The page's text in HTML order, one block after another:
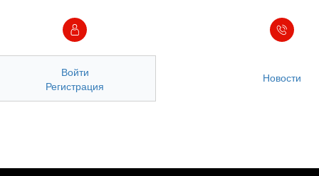
Войти
Регистрация
Новости